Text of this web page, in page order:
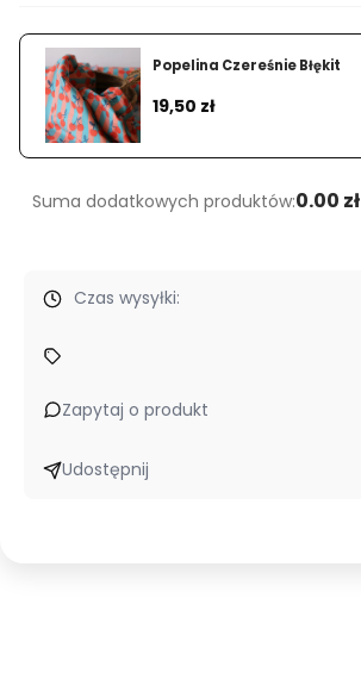
Popelina Czereśnie Błękit
Cena
19,50 zł
Suma dodatkowych produktów:0.00 zł
Czas wysyłki:
Zapytaj o produkt
Udostępnij